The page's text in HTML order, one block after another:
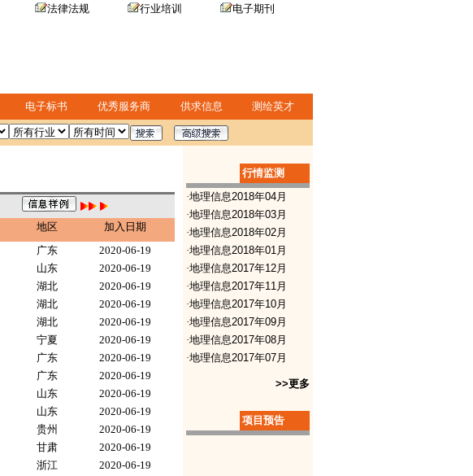
法律法规 行业培训 电子期刊
电子标书 优秀服务商 供求信息 测绘英才
地区
加入日期
广东
2020-06-19
山东
2020-06-19
湖北
2020-06-19
湖北
2020-06-19
湖北
2020-06-19
宁夏
2020-06-19
广东
2020-06-19
广东
2020-06-19
山东
2020-06-19
山东
2020-06-19
贵州
2020-06-19
甘肃
2020-06-19
浙江
2020-06-19
行情监测
·地理信息2018年04月
·地理信息2018年03月
·地理信息2018年02月
·地理信息2018年01月
·地理信息2017年12月
·地理信息2017年11月
·地理信息2017年10月
·地理信息2017年09月
·地理信息2017年08月
·地理信息2017年07月
>>更多
项目预告